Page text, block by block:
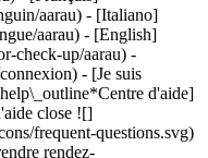
aarau) - [Italiano]
aarau) - [English]
check-up/aarau) -
- [Je suis
d'aide]
close ![]
frequent-questions.svg)
rendez-